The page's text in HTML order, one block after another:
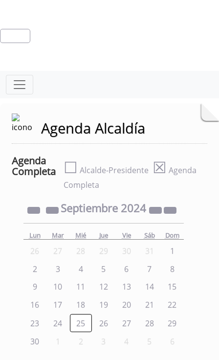
Agenda Alcaldía
Agenda
Completa
☐ Alcalde-Presidente ☒ Agenda
Completa
Septiembre 2024
Lun Mar Mié Jue Vie Sáb Dom
26 27 28 29 30 31
1
2
3 4 5 6 7
8
9
10 11 12 13 14
15
16
17 18 19 20 21
22
23
24 25 26 27 28
29
30
1 2 3 4 5 6